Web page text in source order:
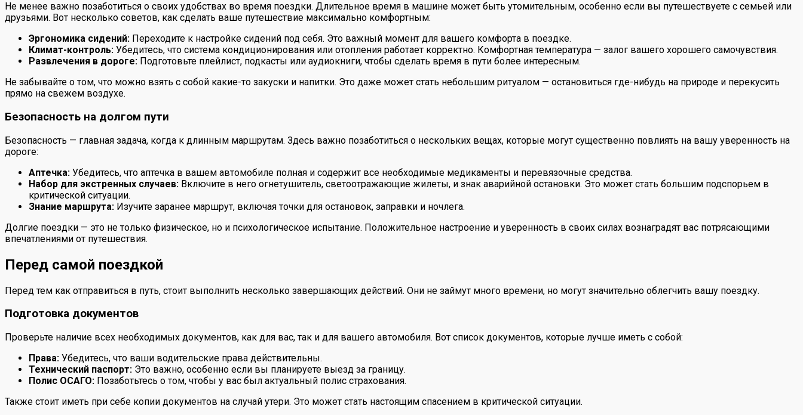
Не менее важно позаботиться о своих удобствах во время поездки. Длительное время в машине может быть утомительным, особенно если вы путешествуете с семьей или
друзьями. Вот несколько советов, как сделать ваше путешествие максимально комфортным:
Эргономика сидений: Переходите к настройке сидений под себя. Это важный момент для вашего комфорта в поездке.
Климат-контроль: Убедитесь, что система кондиционирования или отопления работает корректно. Комфортная температура — залог вашего хорошего самочувствия.
Развлечения в дороге: Подготовьте плейлист, подкасты или аудиокниги, чтобы сделать время в пути более интересным.
Не забывайте о том, что можно взять с собой какие-то закуски и напитки. Это даже может стать небольшим ритуалом — остановиться где-нибудь на природе и перекусить
прямо на свежем воздухе.
Безопасность на долгом пути
Безопасность — главная задача, когда к длинным маршрутам. Здесь важно позаботиться о нескольких вещах, которые могут существенно повлиять на вашу уверенность на
дороге:
Аптечка: Убедитесь, что аптечка в вашем автомобиле полная и содержит все необходимые медикаменты и перевязочные средства.
Набор для экстренных случаев: Включите в него огнетушитель, светоотражающие жилеты, и знак аварийной остановки. Это может стать большим подспорьем в
критической ситуации.
Знание маршрута: Изучите заранее маршрут, включая точки для остановок, заправки и ночлега.
Долгие поездки — это не только физическое, но и психологическое испытание. Положительное настроение и уверенность в своих силах вознаградят вас потрясающими
впечатлениями от путешествия.
Перед самой поездкой
Перед тем как отправиться в путь, стоит выполнить несколько завершающих действий. Они не займут много времени, но могут значительно облегчить вашу поездку.
Подготовка документов
Проверьте наличие всех необходимых документов, как для вас, так и для вашего автомобиля. Вот список документов, которые лучше иметь с собой:
Права: Убедитесь, что ваши водительские права действительны.
Технический паспорт: Это важно, особенно если вы планируете выезд за границу.
Полис ОСАГО: Позаботьтесь о том, чтобы у вас был актуальный полис страхования.
Также стоит иметь при себе копии документов на случай утери. Это может стать настоящим спасением в критической ситуации.